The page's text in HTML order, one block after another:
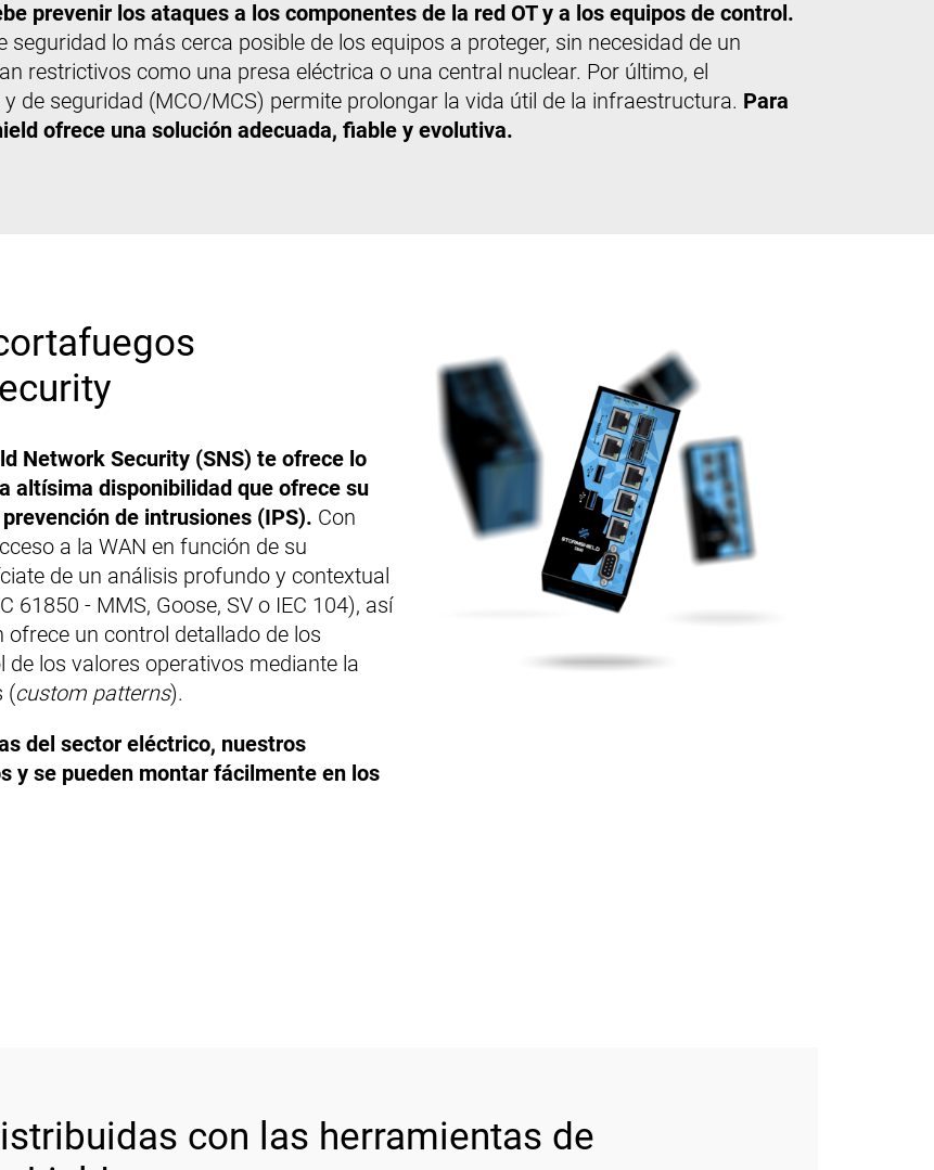
prevenir los ataques a los componentes de la red OT y a los equipos de control.
seguridad lo más cerca posible de los equipos a proteger, sin necesidad de un
restrictivos como una presa eléctrica o una central nuclear. Por último, el
de seguridad (MCO/MCS) permite prolongar la vida útil de la infraestructura. Para
ofrece una solución adecuada, fiable y evolutiva.
Network Security (SNS) te ofrece lo
altísima disponibilidad que ofrece su
de intrusiones (IPS). Con
a la WAN en función de su
de un análisis profundo y contextual
61850 - MMS, Goose, SV o IEC 104), así
un control detallado de los
los valores operativos mediante la
(custom patterns).
del sector eléctrico, nuestros
y se pueden montar fácilmente en los
con las herramientas de